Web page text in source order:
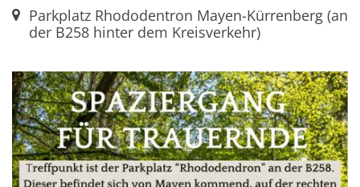
Ort:Parkplatz Rhododentron Mayen-Kürrenberg (an
der B258 hinter dem Kreisverkehr)